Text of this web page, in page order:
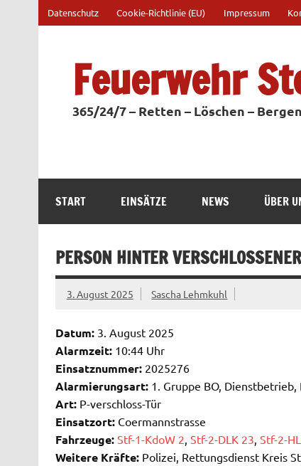
springen
Datenschutz Cookie-Richtlinie (EU) Impressum
Feuerwehr
365/24/7 – Retten – Löschen –
START EINSÄTZE NEWS ÜBER
PERSON HINTER
3. August 2025 Sascha Lehmkuhl
Datum:3. August 2025
Alarmzeit:10:44 Uhr
Einsatznummer:2025276
Alarmierungsart:1. Gruppe BO, Dienstbetrieb,
Art:P-verschloss-Tür
Einsatzort:Coermannstrasse
Fahrzeuge: Stf-1-KdoW 2, Stf-2-DLK 23, Stf-2-
Weitere Kräfte:Polizei, Rettungsdienst Kreis